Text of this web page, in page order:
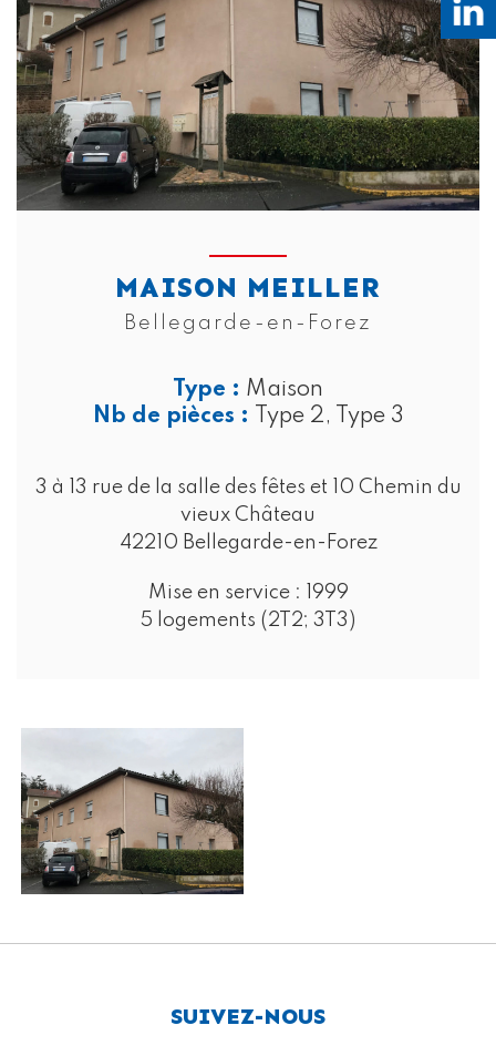
MAISON MEILLER
Bellegarde-en-Forez
Type : Maison
Nb de pièces :
Type 2, Type 3
3 à 13 rue de la salle des fêtes et 10 Chemin du
vieux Château
42210 Bellegarde-en-Forez
Mise en service :
1999
5 logements (2T2; 3T3)
SUIVEZ-NOUS